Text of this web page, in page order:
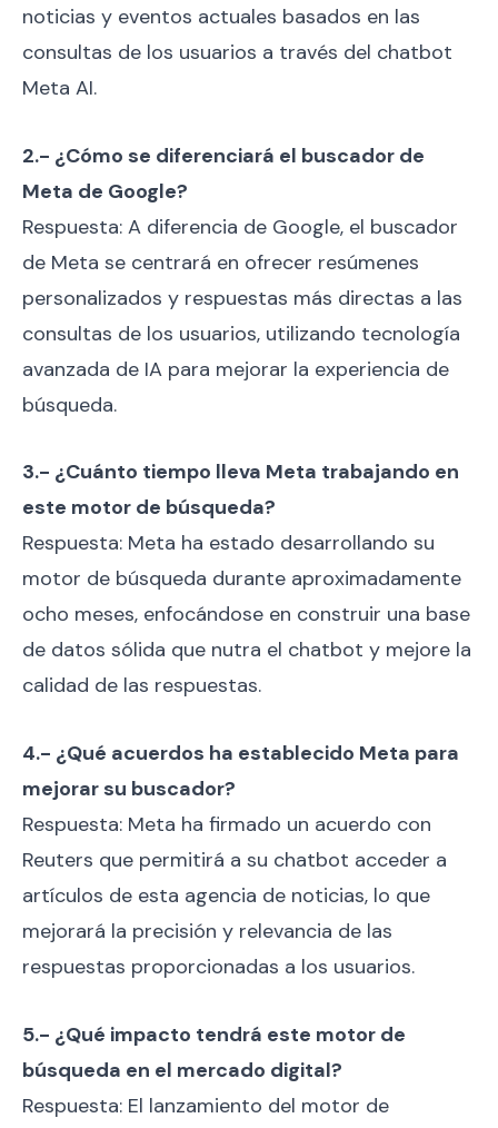
noticias y eventos actuales basados en las
consultas de los usuarios a través del chatbot
Meta AI.
2.- ¿Cómo se diferenciará el buscador de
Meta de Google?
Respuesta: A diferencia de Google, el buscador
de Meta se centrará en ofrecer resúmenes
personalizados y respuestas más directas a las
consultas de los usuarios, utilizando tecnología
avanzada de IA para mejorar la experiencia de
búsqueda.
3.- ¿Cuánto tiempo lleva Meta trabajando en
este motor de búsqueda?
Respuesta: Meta ha estado desarrollando su
motor de búsqueda durante aproximadamente
ocho meses, enfocándose en construir una base
de datos sólida que nutra el chatbot y mejore la
calidad de las respuestas.
4.- ¿Qué acuerdos ha establecido Meta para
mejorar su buscador?
Respuesta: Meta ha firmado un acuerdo con
Reuters que permitirá a su chatbot acceder a
artículos de esta agencia de noticias, lo que
mejorará la precisión y relevancia de las
respuestas proporcionadas a los usuarios.
5.- ¿Qué impacto tendrá este motor de
búsqueda en el mercado digital?
Respuesta: El lanzamiento del motor de